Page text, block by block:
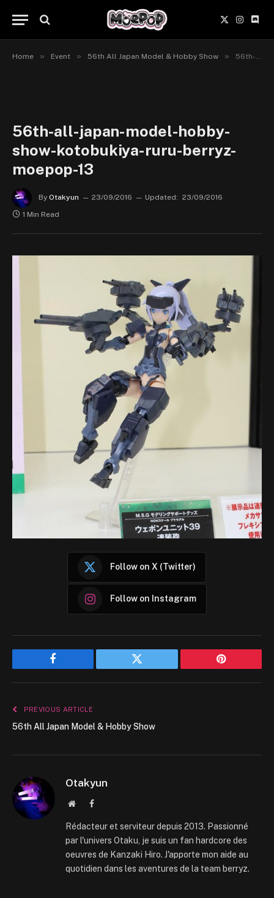
X
(Twitter)
Home » Event » 56th All Japan Model & Hobby Show » 56th-all-japan-model-hobby-show-kotobukiya-ruru-berryz-moepop-13
56th-all-japan-model-hobby-
show-kotobukiya-ruru-berryz-
moepop-13
By Otakyun 23/09/2016 Updated: 23/09/2016
1 Min Read
Follow on X (Twitter)
Follow on Instagram
Facebook Twitter Pinterest
PREVIOUS ARTICLE
56th All Japan Model & Hobby Show
Otakyun
WebsiteFacebook
Rédacteur et serviteur depuis 2013. Passionné
par l'univers Otaku, je suis un fan hardcore des
oeuvres de Kanzaki Hiro. J'apporte mon aide au
quotidien dans les aventures de la team berryz.